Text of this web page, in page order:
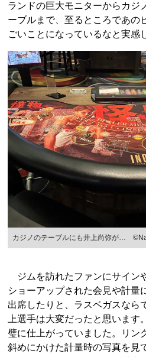
ランドの巨大モニターからカジ
ーブルまで、至るところであの
ごいことになっているなと実感
カジノのテーブルにも井上尚弥が…
ジムを訪れたファンにサイン
ショーアップされた会見や計量
出席したりと、ラスベガスなら
上選手は大変だったと思いま
璧に仕上がっていました。リン
斜めにかけた計量時の写真を見